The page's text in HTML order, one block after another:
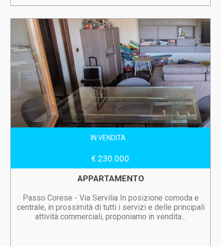
IN VENDITA
€ 230.000
APPARTAMENTO
Passo Corese - Via Servilia In posizione comoda e
centrale, in prossimità di tutti i servizi e delle principali
attività commerciali, proponiamo in vendita...